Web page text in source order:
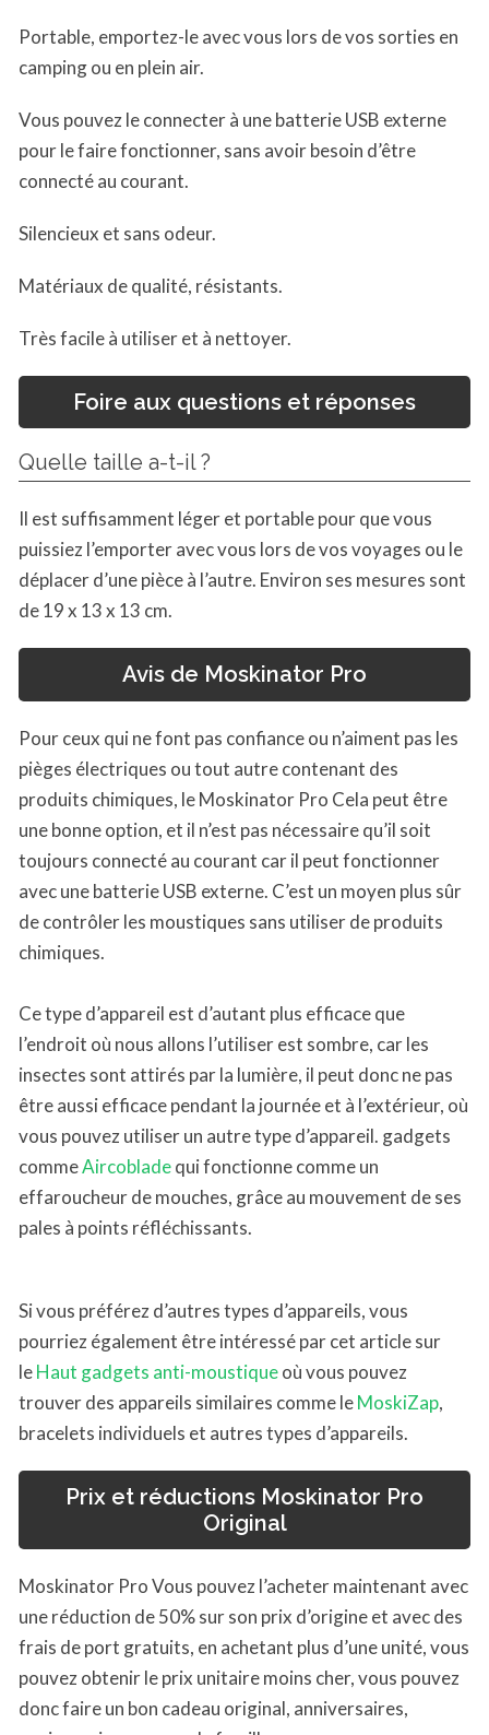
Portable, emportez-le avec vous lors de vos sorties en
camping ou en plein air.
Vous pouvez le connecter à une batterie USB externe
pour le faire fonctionner, sans avoir besoin d’être
connecté au courant.
Silencieux et sans odeur.
Matériaux de qualité, résistants.
Très facile à utiliser et à nettoyer.
Foire aux questions et réponses
Quelle taille a-t-il ?
Il est suffisamment léger et portable pour que vous
puissiez l’emporter avec vous lors de vos voyages ou le
déplacer d’une pièce à l’autre. Environ ses mesures sont
de 19 x 13 x 13 cm.
Avis de Moskinator Pro
Pour ceux qui ne font pas confiance ou n’aiment pas les
pièges électriques ou tout autre contenant des
produits chimiques, le Moskinator Pro Cela peut être
une bonne option, et il n’est pas nécessaire qu’il soit
toujours connecté au courant car il peut fonctionner
avec une batterie USB externe. C’est un moyen plus sûr
de contrôler les moustiques sans utiliser de produits
chimiques.
Ce type d’appareil est d’autant plus efficace que
l’endroit où nous allons l’utiliser est sombre, car les
insectes sont attirés par la lumière, il peut donc ne pas
être aussi efficace pendant la journée et à l’extérieur, où
vous pouvez utiliser un autre type d’appareil. gadgets
commeAircobladequi fonctionne comme un
effaroucheur de mouches, grâce au mouvement de ses
pales à points réfléchissants.
Si vous préférez d’autres types d’appareils, vous
pourriez également être intéressé par cet article sur
leHaut gadgets anti-moustiqueoù vous pouvez
trouver des appareils similaires comme leMoskiZap,
bracelets individuels et autres types d’appareils.
Prix ​​et réductions Moskinator Pro
Original
Moskinator Pro Vous pouvez l’acheter maintenant avec
une réduction de 50% sur son prix d’origine et avec des
frais de port gratuits, en achetant plus d’une unité, vous
pouvez obtenir le prix unitaire moins cher, vous pouvez
donc faire un bon cadeau original, anniversaires,